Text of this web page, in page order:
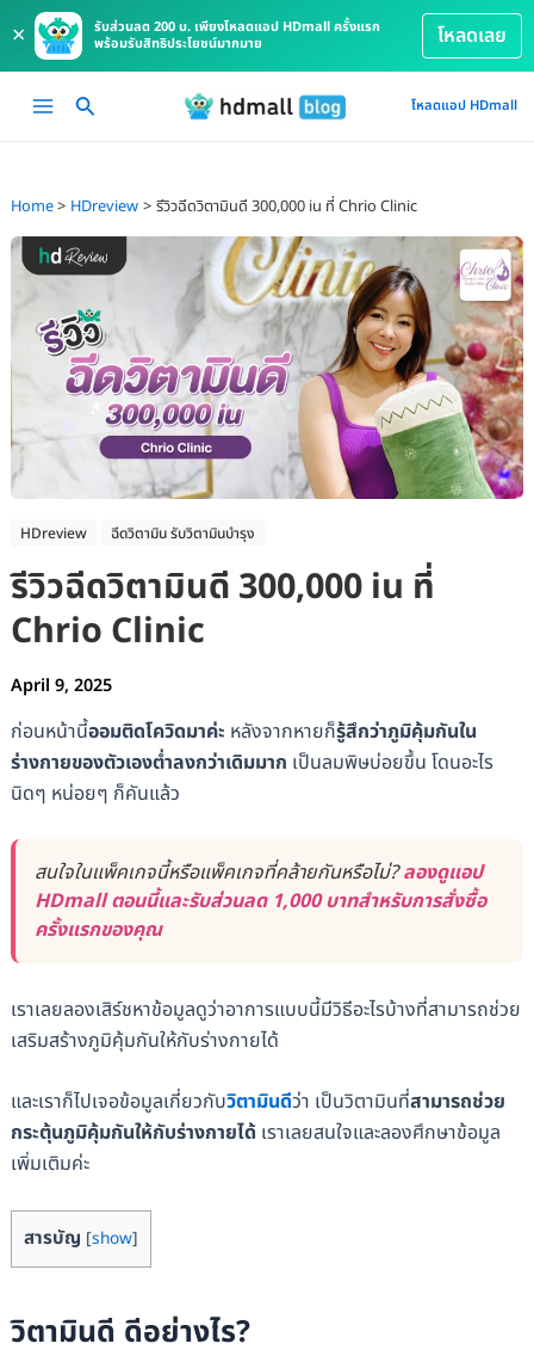
×
รับส่วนลด 200 บ. เพียงโหลดแอป HDmall ครั้งแรก
พร้อมรับสิทธิประโยชน์มากมาย
โหลดเลย
Main
โหลดแอป HDmall
Home HDreview รีวิวฉีดวิตามินดี 300,000 iu ที่ Chrio Clinic
HDreview ฉีดวิตามิน รับวิตามินบำรุง
รีวิวฉีดวิตามินดี 300,000 iu ที่
Chrio Clinic
April 9, 2025
ก่อนหน้านี้ออมติดโควิดมาค่ะ หลังจากหายก็รู้สึกว่าภูมิคุ้มกันใน
ร่างกายของตัวเองต่ำลงกว่าเดิมมาก เป็นลมพิษบ่อยขึ้น โดนอะไร
นิดๆ หน่อยๆ ก็คันแล้ว
สนใจในแพ็คเกจนี้หรือแพ็คเกจที่คล้ายกันหรือไม่?ลองดูแอป
HDmall ตอนนี้และรับส่วนลด 1,000 บาทสำหรับการสั่งซื้อ
ครั้งแรกของคุณ
เราเลยลองเสิร์ชหาข้อมูลดูว่าอาการแบบนี้มีวิธีอะไรบ้างที่สามารถช่วย
เสริมสร้างภูมิคุ้มกันให้กับร่างกายได้
และเราก็ไปเจอข้อมูลเกี่ยวกับวิตามินดีว่า เป็นวิตามินที่สามารถช่วย
กระตุ้นภูมิคุ้มกันให้กับร่างกายได้เราเลยสนใจและลองศึกษาข้อมูล
เพิ่มเติมค่ะ
สารบัญ [show]
วิตามินดี ดีอย่างไร?